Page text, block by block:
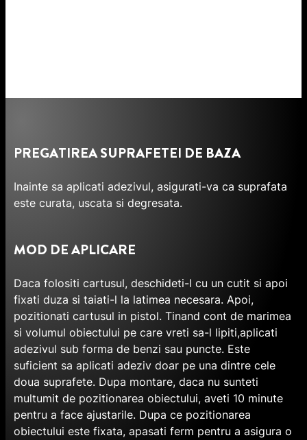
PREGATIREA SUPRAFETEI DE BAZA
Inainte sa aplicati adezivul, asigurati-va ca suprafata
este curata, uscata si degresata.
MOD DE APLICARE
Daca folositi cartusul, deschideti-l cu un cutit si apoi
fixati duza si taiati-l la latimea necesara. Apoi,
pozitionati cartusul in pistol. Tinand cont de marimea
si volumul obiectului pe care vreti sa-l lipiti,aplicati
adezivul sub forma de benzi sau puncte. Este
suficient sa aplicati adeziv doar pe una dintre cele
doua suprafete. Dupa montare, daca nu sunteti
multumit de pozitionarea obiectului, aveti 10 minute
pentru a face ajustarile. Dupa ce pozitionarea
obiectului este fixata, apasati ferm pentru a asigura o